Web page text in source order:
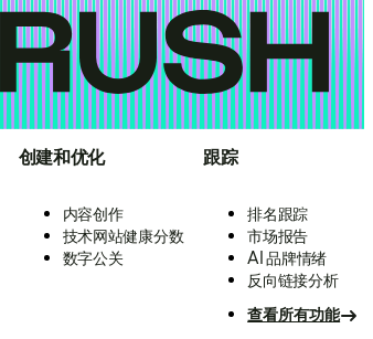
创建和优化
内容创作
技术网站健康分数
数字公关
跟踪
排名跟踪
市场报告
AI 品牌情绪
反向链接分析
查看所有功能